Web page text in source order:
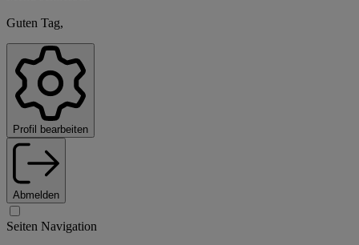
Guten Tag,
Profil bearbeiten
Abmelden
Seiten Navigation